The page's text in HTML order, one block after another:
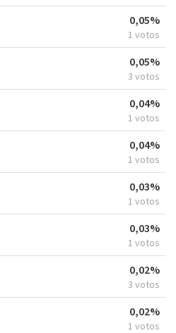
0,05%
1 votos
0,05%
3 votos
0,04%
1 votos
0,04%
1 votos
0,03%
1 votos
0,03%
1 votos
0,02%
3 votos
0,02%
1 votos